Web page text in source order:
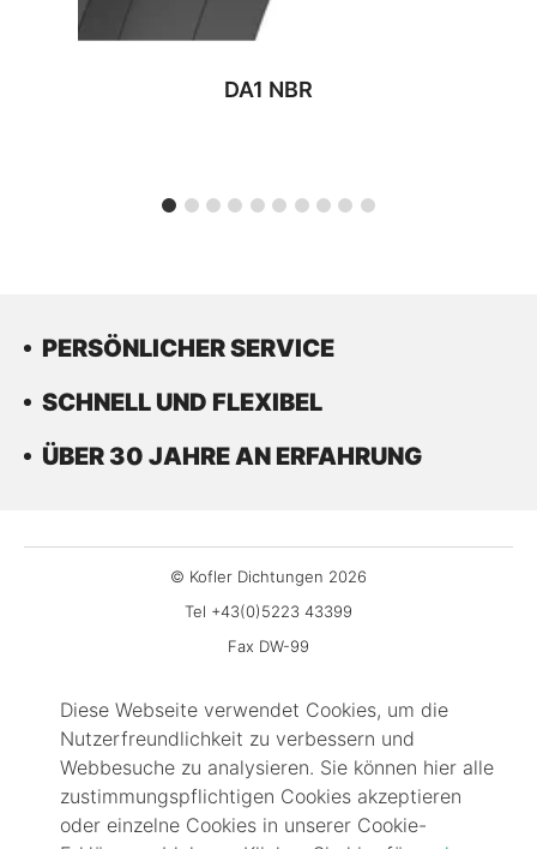
Diese Webseite verwendet Cookies, um die
Nutzerfreundlichkeit zu verbessern und
Webbesuche zu analysieren. Sie können hier alle
zustimmungspflichtigen Cookies akzeptieren
oder einzelne Cookies in unserer Cookie-
DA1 NBR
PERSÖNLICHER SERVICE
SCHNELL UND FLEXIBEL
ÜBER 30 JAHRE AN ERFAHRUNG
© Kofler Dichtungen 2026
Tel +43(0)5223 43399
Fax DW-99
Gewerbepark 3
6068 Mils
Impressum
Kontakt